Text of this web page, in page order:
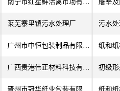
南宁市红星鲜活禽市场有限责任公司 屠宰
莱芜寨里镇污水处理厂 污水
广州市中恒包装制品有限公司 纸和
广西贵港伟正材料科技有限责任公司
纸和